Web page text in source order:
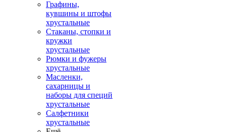
Графины,
кувшины и штофы
хрустальные
Стаканы, стопки и
кружки
хрустальные
Рюмки и фужеры
хрустальные
Масленки,
сахарницы и
наборы для специй
хрустальные
Салфетники
хрустальные